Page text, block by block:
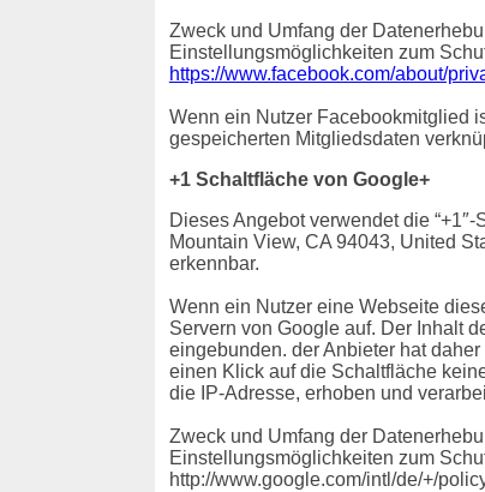
Zweck und Umfang der
Einstellungsmöglichkeiten zum
https://www.facebook.com/about/
Wenn ein Nutzer Facebookmitglied
gespeicherten Mitgliedsdaten
+1 Schaltfläche von Google+
Dieses Angebot verwendet die
Mountain View, CA 94043, United
erkennbar.
Wenn ein Nutzer eine Webseite
Servern von Google auf. Der Inhalt
eingebunden. der Anbieter hat
einen Klick auf die Schaltfläche
die IP-Adresse, erhoben und
Zweck und Umfang der
Einstellungsmöglichkeiten zum
http://www.google.com/intl/de/+/